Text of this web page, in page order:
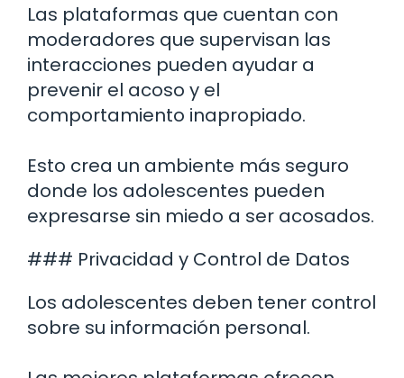
Las plataformas que cuentan con
moderadores que supervisan las
interacciones pueden ayudar a
prevenir el acoso y el
comportamiento inapropiado.
Esto crea un ambiente más seguro
donde los adolescentes pueden
expresarse sin miedo a ser acosados.
### Privacidad y Control de Datos
Los adolescentes deben tener control
sobre su información personal.